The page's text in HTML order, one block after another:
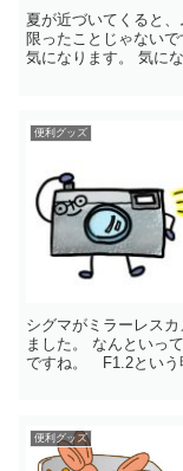
夏が近づいてくると
限ったことじゃないです。 私?いい年をして恥ずかしい
気になります。 気になるところは、スネ毛、腕の毛、（頭髪は違う
便利グッズ
シグマがミラーレスカメ
ました。 なんといってもｆ35ミリだけども F1.2という明るさが驚き
ですね。 F1.2という
便利グッズ